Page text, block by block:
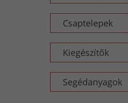
Csaptelepek
Kiegészítők
Segédanyagok